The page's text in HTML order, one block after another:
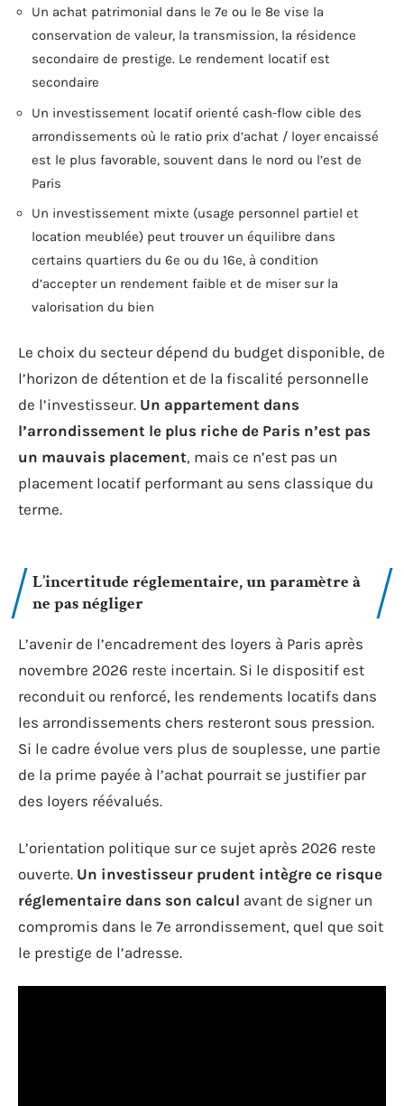
Un achat patrimonial dans le 7e ou le 8e vise la
conservation de valeur, la transmission, la résidence
secondaire de prestige. Le rendement locatif est
secondaire
Un investissement locatif orienté cash-flow cible des
arrondissements où le ratio prix d’achat / loyer encaissé
est le plus favorable, souvent dans le nord ou l’est de
Paris
Un investissement mixte (usage personnel partiel et
location meublée) peut trouver un équilibre dans
certains quartiers du 6e ou du 16e, à condition
d’accepter un rendement faible et de miser sur la
valorisation du bien
Le choix du secteur dépend du budget disponible, de
l’horizon de détention et de la fiscalité personnelle
de l’investisseur. Un appartement dans
l’arrondissement le plus riche de Paris n’est pas
un mauvais placement, mais ce n’est pas un
placement locatif performant au sens classique du
terme.
L’incertitude réglementaire, un paramètre à
ne pas négliger
L’avenir de l’encadrement des loyers à Paris après
novembre 2026 reste incertain. Si le dispositif est
reconduit ou renforcé, les rendements locatifs dans
les arrondissements chers resteront sous pression.
Si le cadre évolue vers plus de souplesse, une partie
de la prime payée à l’achat pourrait se justifier par
des loyers réévalués.
L’orientation politique sur ce sujet après 2026 reste
ouverte. Un investisseur prudent intègre ce risque
réglementaire dans son calcul avant de signer un
compromis dans le 7e arrondissement, quel que soit
le prestige de l’adresse.